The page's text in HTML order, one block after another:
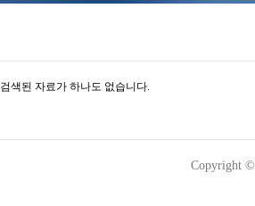
검색된 자료가 하나도 없습니다.
Copyright ©